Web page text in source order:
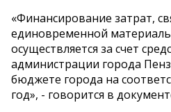
«Финансирование затрат,
единовременной
осуществляется за счет
администрации города
бюджете города на
год», - говорится в